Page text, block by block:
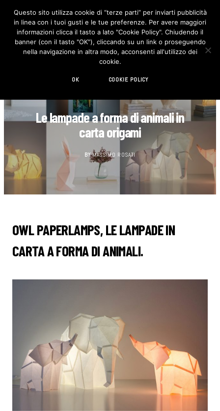
F
c
e
b
o
I
n
s
t
Le lampade a forma di animali in
carta origami
BY MASSIMO ROSATI
OWL PAPERLAMPS, LE LAMPADE IN
CARTA A FORMA DI ANIMALI.
Questo sito utilizza cookie di “terze parti” per inviarti pubblicità
in linea con i tuoi gusti e le tue preferenze. Per avere maggiori
informazioni clicca il tasto a lato "Cookie Policy". Chiudendo il
banner (con il tasto "OK"), cliccando su un link o proseguendo
nella navigazione in altra modo, acconsenti all'utilizzo dei
cookie.
OK COOKIE POLICY